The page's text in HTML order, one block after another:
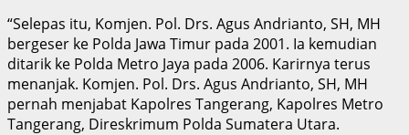
“Selepas itu, Komjen. Pol. Drs. Agus Andrianto, SH, MH
bergeser ke Polda Jawa Timur pada 2001. Ia kemudian
ditarik ke Polda Metro Jaya pada 2006. Karirnya terus
menanjak. Komjen. Pol. Drs. Agus Andrianto, SH, MH
pernah menjabat Kapolres Tangerang, Kapolres Metro
Tangerang, Direskrimum Polda Sumatera Utara.